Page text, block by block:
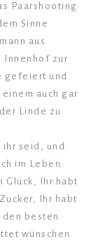
Paarshooting
Sinne
aus
Innenhof zur
gefeiert und
auch gar
Linde zu
seid, und
im Leben.
Glück, Ihr habt
Ihr habt
besten
wünschen